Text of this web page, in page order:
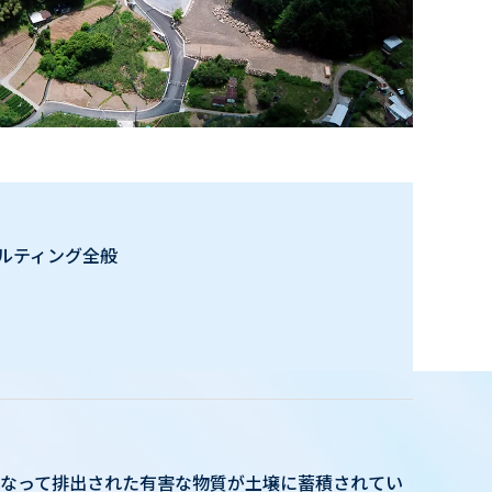
ティング全般
って排出された有害な物質が土壌に蓄積されてい